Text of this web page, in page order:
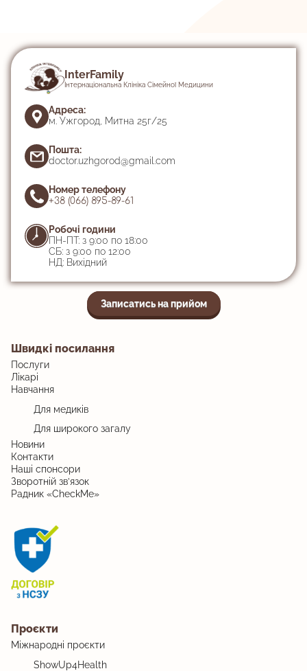
InterFamily
Інтернаціональна Клініка Сімейної Медицини
Адреса:
м. Ужгород, Митна 25г/25
Пошта:
doctor.uzhgorod@gmail.com
Номер телефону
+38 (066) 895-89-61
Робочі години
ПН-ПТ: з 9:00 по 18:00
СБ: з 9:00 по 12:00
НД: Вихідний
Записатись на прийом
Швидкі посилання
Послуги
Лікарі
Навчання
Для медиків
Для широкого загалу
Новини
Контакти
Наші спонсори
Зворотній зв’язок
Радник «CheckMe»
Проєкти
Міжнародні проєкти
ShowUp4Health